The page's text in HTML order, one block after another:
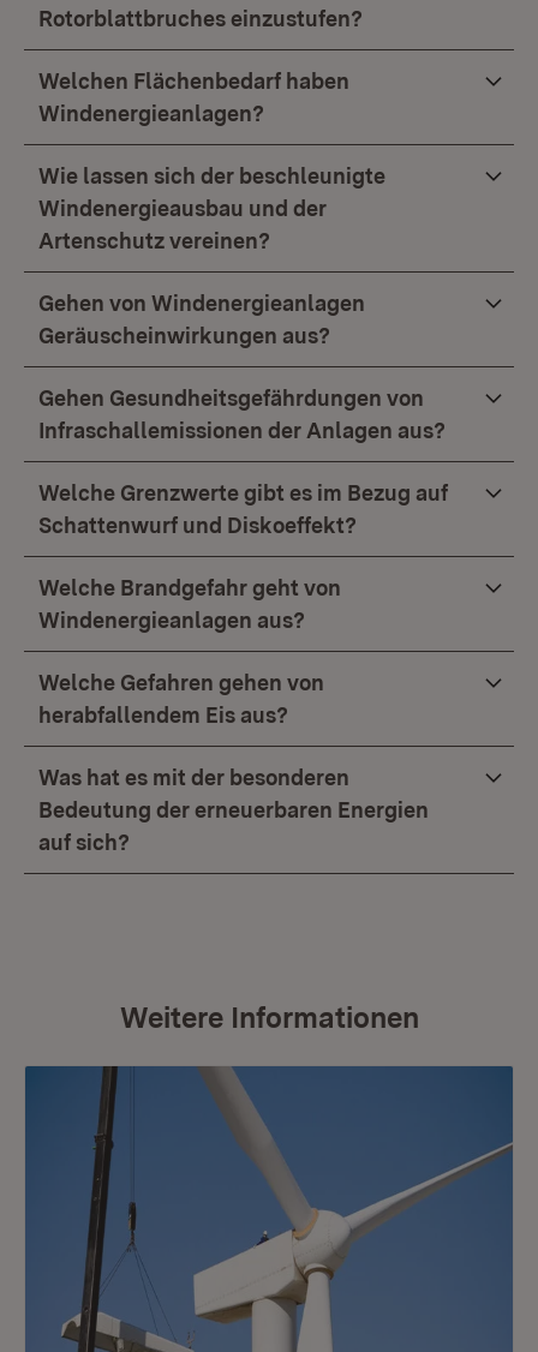
Rotorblattbruches einzustufen?
Welchen Flächenbedarf haben
Windenergieanlagen?
Wie lassen sich der beschleunigte
Windenergieausbau und der
Artenschutz vereinen?
Gehen von Windenergieanlagen
Geräuscheinwirkungen aus?
Gehen Gesundheitsgefährdungen von
Infraschallemissionen der Anlagen aus?
Welche Grenzwerte gibt es im Bezug auf
Schattenwurf und Diskoeffekt?
Welche Brandgefahr geht von
Windenergieanlagen aus?
Welche Gefahren gehen von
herabfallendem Eis aus?
Was hat es mit der besonderen
Bedeutung der erneuerbaren Energien
auf sich?
Weitere Informationen